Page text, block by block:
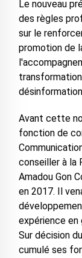
Le nouveau
des règles
sur le
promotion de
Avant cette
fonction de
conseiller à la
Amadou Gon
en 2017. Il
expérience en
Sur décision
cumulé ses